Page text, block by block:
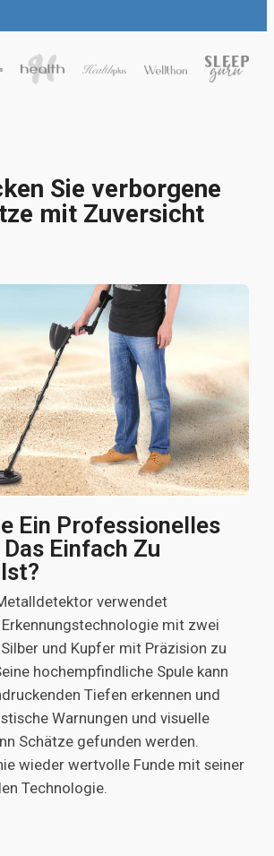
Sie verborgene
mit Zuversicht
Ein Professionelles
Einfach Zu
verwendet
mit zwei
und Kupfer mit Präzision zu
hochempfindliche Spule kann
Tiefen erkennen und
Warnungen und visuelle
Schätze gefunden werden.
wieder wertvolle Funde mit seiner
Technologie.